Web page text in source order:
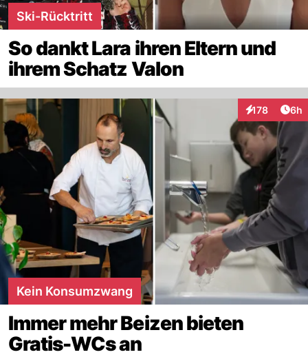
Ski-Rücktritt
So dankt Lara ihren Eltern und
ihrem Schatz Valon
178
Interaktionen
6h
Kein Konsumzwang
Immer mehr Beizen bieten
Gratis-WCs an